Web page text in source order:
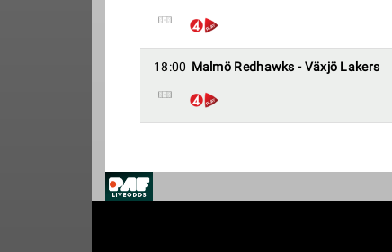
18:00 Malmö Redhawks - Växjö Lakers